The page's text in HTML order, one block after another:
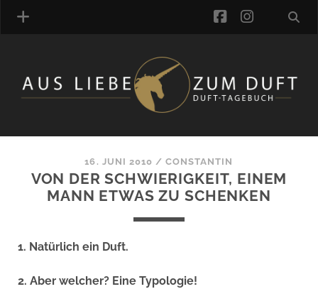
MANUFAKTUREN
DUFTNOTEN
KOMMENTARE
LINK-SAMMLUNG
facebook
16. JUNI 2010 /CONSTANTIN
VON DER SCHWIERIGKEIT, EINEM
MANN ETWAS ZU SCHENKEN
1. Natürlich ein Duft.
2. Aber welcher? Eine Typologie!